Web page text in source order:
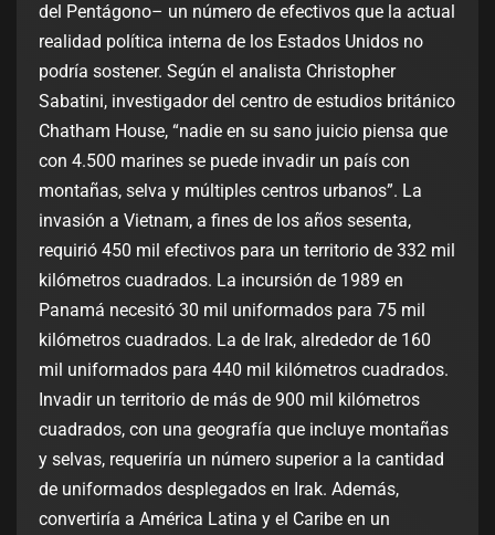
del Pentágono– un número de efectivos que la actual
realidad política interna de los Estados Unidos no
podría sostener. Según el analista Christopher
Sabatini, investigador del centro de estudios británico
Chatham House, “nadie en su sano juicio piensa que
con 4.500 marines se puede invadir un país con
montañas, selva y múltiples centros urbanos”. La
invasión a Vietnam, a fines de los años sesenta,
requirió 450 mil efectivos para un territorio de 332 mil
kilómetros cuadrados. La incursión de 1989 en
Panamá necesitó 30 mil uniformados para 75 mil
kilómetros cuadrados. La de Irak, alrededor de 160
mil uniformados para 440 mil kilómetros cuadrados.
Invadir un territorio de más de 900 mil kilómetros
cuadrados, con una geografía que incluye montañas
y selvas, requeriría un número superior a la cantidad
de uniformados desplegados en Irak. Además,
convertiría a América Latina y el Caribe en un